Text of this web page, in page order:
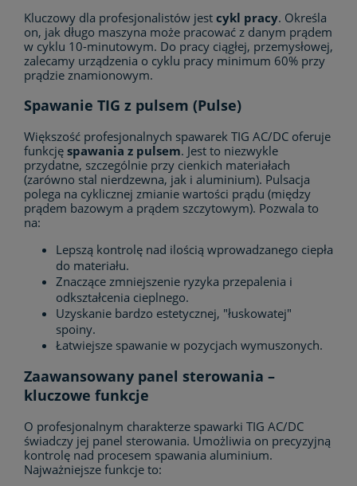
Kluczowy dla profesjonalistów jest cykl pracy. Określa
on, jak długo maszyna może pracować z danym prądem
w cyklu 10-minutowym. Do pracy ciągłej, przemysłowej,
zalecamy urządzenia o cyklu pracy minimum 60% przy
prądzie znamionowym.
Spawanie TIG z pulsem (Pulse)
Większość profesjonalnych spawarek TIG AC/DC oferuje
funkcję spawania z pulsem. Jest to niezwykle
przydatne, szczególnie przy cienkich materiałach
(zarówno stal nierdzewna, jak i aluminium). Pulsacja
polega na cyklicznej zmianie wartości prądu (między
prądem bazowym a prądem szczytowym). Pozwala to
na:
Lepszą kontrolę nad ilością wprowadzanego ciepła
do materiału.
Znaczące zmniejszenie ryzyka przepalenia i
odkształcenia cieplnego.
Uzyskanie bardzo estetycznej, "łuskowatej"
spoiny.
Łatwiejsze spawanie w pozycjach wymuszonych.
Zaawansowany panel sterowania –
kluczowe funkcje
O profesjonalnym charakterze spawarki TIG AC/DC
świadczy jej panel sterowania. Umożliwia on precyzyjną
kontrolę nad procesem spawania aluminium.
Najważniejsze funkcje to: